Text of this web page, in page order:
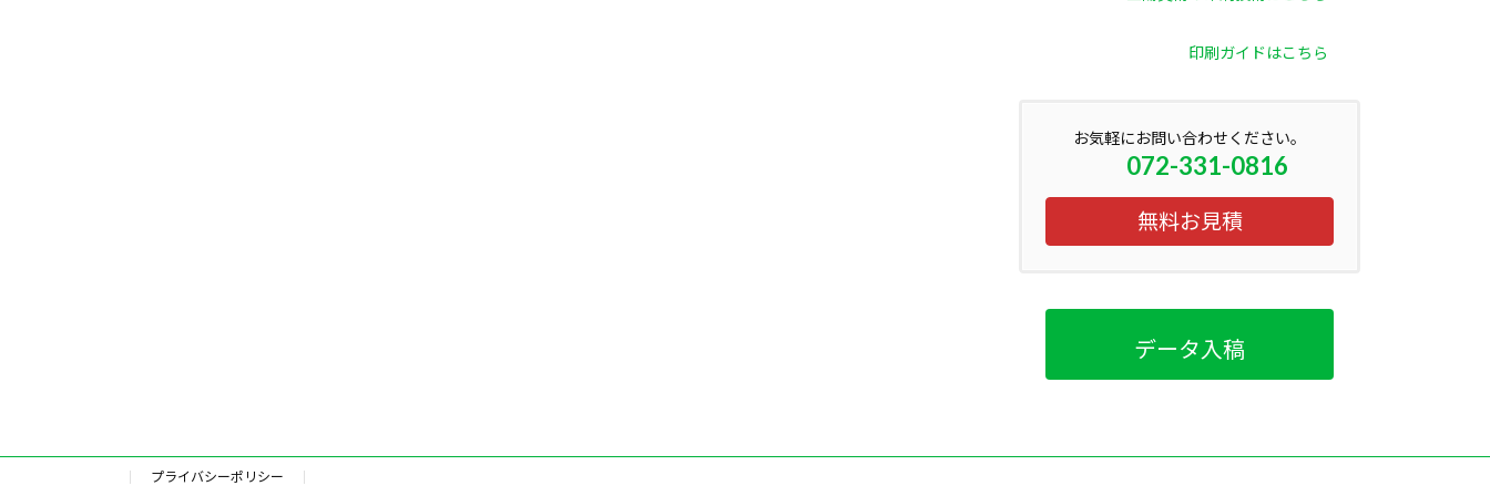
印刷ガイドはこちら
お気軽にお問い合わせください。
072-331-0816
無料お見積
データ入稿
プライバシーポリシー